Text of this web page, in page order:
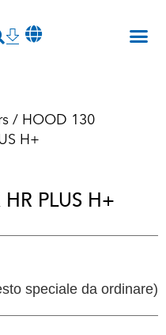
/ HOOD 130
H+
PLUS H+
speciale da ordinare)